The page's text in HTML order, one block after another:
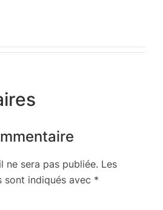
ne sera pas publiée. Les
sont indiqués avec *